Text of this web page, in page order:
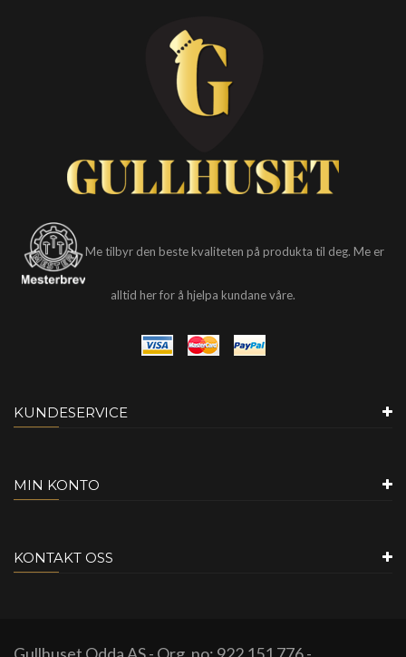
Me tilbyr den beste kvaliteten på produkta til deg. Me er
alltid her for å hjelpa kundane våre.
KUNDESERVICE
MIN KONTO
KONTAKT OSS